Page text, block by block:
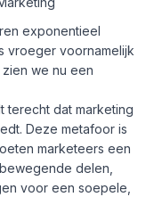
exponentieel
vroeger voornamelijk
we nu een
terecht dat marketing
Deze metafoor is
marketeers een
delen,
voor een soepele,